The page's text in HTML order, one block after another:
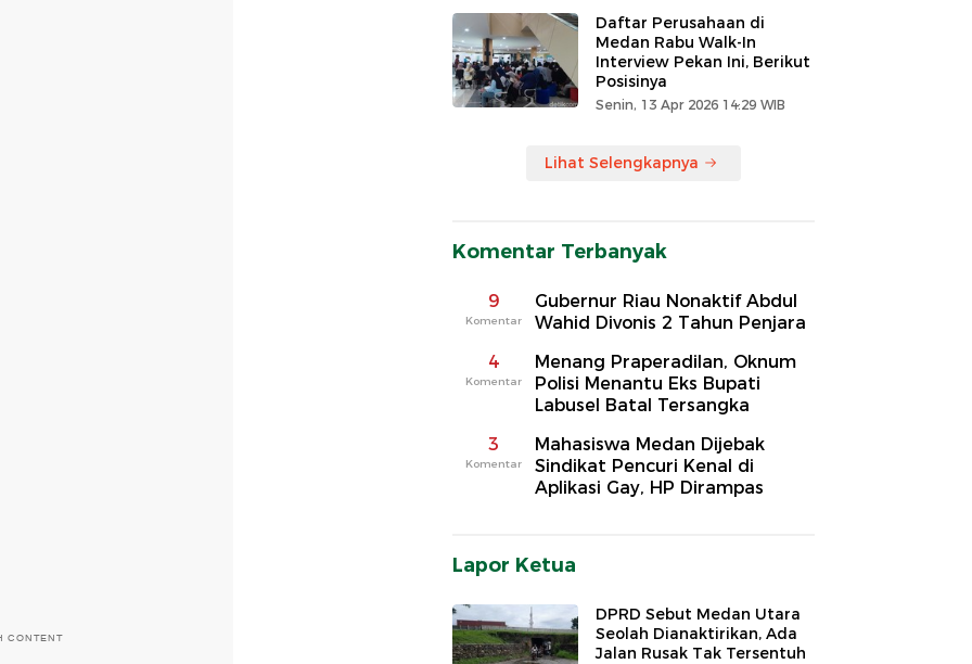
CONTENT
Daftar Perusahaan di
Medan Rabu Walk-In
Interview Pekan Ini, Berikut
Posisinya
Senin, 13 Apr 2026 14:29 WIB
Lihat Selengkapnya
Komentar Terbanyak
9
Komentar
Gubernur Riau Nonaktif Abdul
Wahid Divonis 2 Tahun Penjara
4
Komentar
Menang Praperadilan, Oknum
Polisi Menantu Eks Bupati
Labusel Batal Tersangka
3
Komentar
Mahasiswa Medan Dijebak
Sindikat Pencuri Kenal di
Aplikasi Gay, HP Dirampas
Lapor Ketua
DPRD Sebut Medan Utara
Seolah Dianaktirikan, Ada
Jalan Rusak Tak Tersentuh